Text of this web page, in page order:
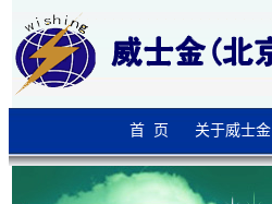
首 页 关于威士金